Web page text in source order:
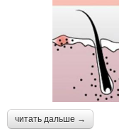
читать дальше →